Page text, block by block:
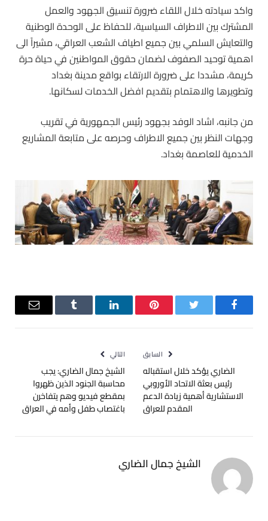
واكد سيادته خلال اللقاء ضرورة تنسيق الجهود والعمل
المشترك بين الاطراف السياسية، للحفاظ على الوحدة الوطنية
والتعايش السلمي بين جميع اطياف الشعب العراقي، مشيراً الى
اهمية توحيد الصفوف لضمان حقوق المواطنين في حياة حرة
كريمة، مشددا على ضرورة الارتقاء بواقع مدينة بغداد
وتطويرها والاهتمام بتقديم افضل الخدمات لسكانها.
من جانبه، اشاد الوفد بجهود رئيس الجمهورية في تقريب
وجهات النظر بين جميع الاطراف وحرصه على متابعة المشاريع
الخدمية للعاصمة بغداد.
فيسبوك تويتر بينتيريستلينكدإن Tumblr
البريد
السابق
الضاري يؤكد خلال استقباله
رئيس بعثة الاتحاد الأوروبي
الاستشارية أهمية زيادة الدعم
المقدم للعراق
التالي
الشيخ جمال الضاري: يجب
محاسبة الجنود الذين ظهروا
بمقطع فيديو وهم يتفاخرن
باغتصاب طفل وأمه في العراق
الشيخ جمال الضاري